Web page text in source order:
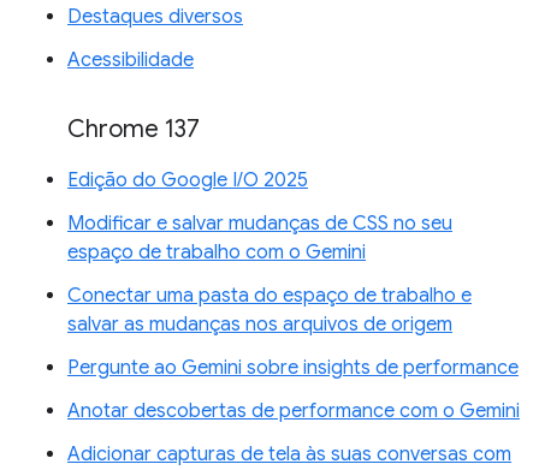
Destaques diversos
Acessibilidade
Chrome 137
Edição do Google I/O 2025
Modificar e salvar mudanças de CSS no seu
espaço de trabalho com o Gemini
Conectar uma pasta do espaço de trabalho e
salvar as mudanças nos arquivos de origem
Pergunte ao Gemini sobre insights de performance
Anotar descobertas de performance com o Gemini
Adicionar capturas de tela às suas conversas com